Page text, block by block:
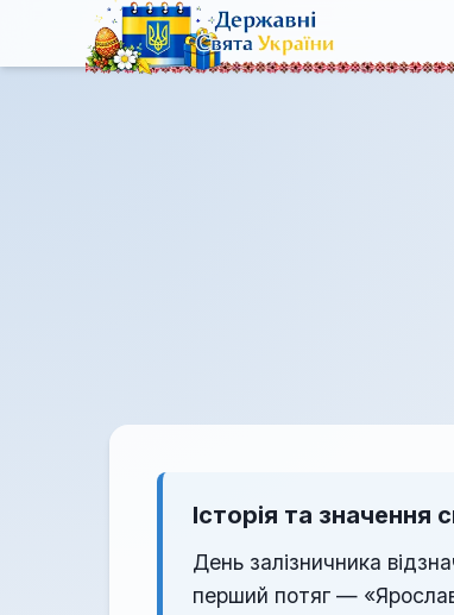
Історія та значення
День залізничника
перший потяг —